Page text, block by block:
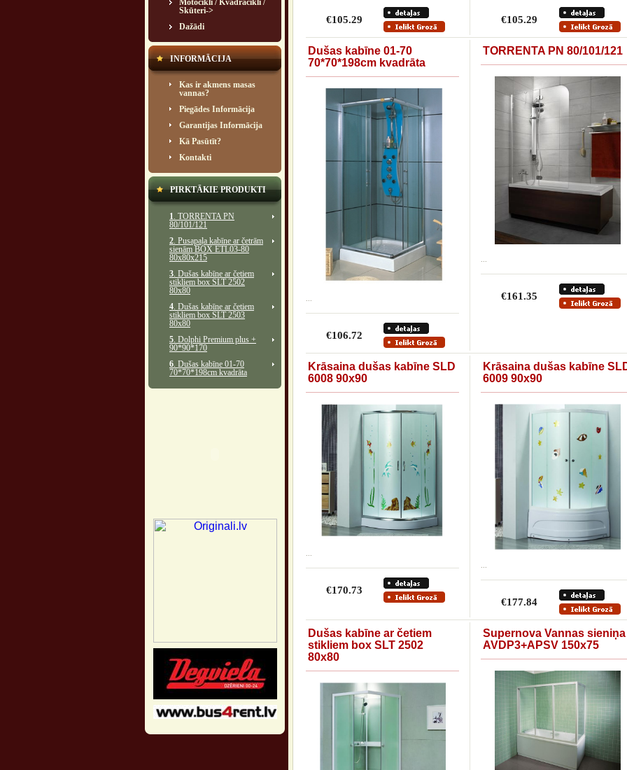
Motocikli / Kvadracikli /
Skūteri->
Dažādi
INFORMĀCIJA
Kas ir akmens masas
vannas?
Piegādes Informācija
Garantijas Informācija
Kā Pasūtīt?
Kontakti
PIRKTĀKIE PRODUKTI
1. TORRENTA PN
80/101/121
2. Pusapaļa kabīne ar četrām
sienām BOX ETL03-80
80x80x215
3. Dušas kabīne ar četiem
stikliem box SLT 2502
80x80
4. Dušas kabīne ar četiem
stikliem box SLT 2503
80x80
5. Dolphi Premium plus +
90*90*170
6. Dušas kabīne 01-70
70*70*198cm kvadrāta
€105.29 €105.29
Dušas kabīne 01-70
70*70*198cm kvadrāta
€106.72
TORRENTA PN 80/101/121
€161.35
Krāsaina dušas kabīne SLD
6008 90x90
€170.73
Krāsaina dušas kabīne
6009 90x90
€177.84
Dušas kabīne ar četiem
stikliem box SLT 2502
80x80
Supernova Vannas sieniņa
AVDP3+APSV 150x75